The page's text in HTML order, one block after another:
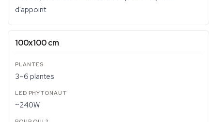
d'appoint
100x100 cm
3–6 plantes
~240W